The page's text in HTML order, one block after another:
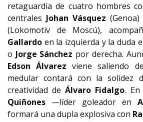
retaguardia de cuatro hombres
centrales Johan Vásquez (Genoa)
(Lokomotiv de Moscú),
Gallardo en la izquierda y la duda
o Jorge Sánchez por derecha.
Edson Álvarez viene saliendo
medular contará con la solidez
creatividad deÁlvaro Fidalgo. En
Quiñones —líder goleador en
formará una dupla explosiva con